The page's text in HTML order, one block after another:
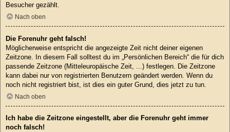
Besucher gezählt.
Nach oben
Die Forenuhr geht falsch!
Möglicherweise entspricht die angezeigte Zeit nicht deiner eigenen
Zeitzone. In diesem Fall solltest du im „Persönlichen Bereich“ die für dich
passende Zeitzone (Mitteleuropäische Zeit, ...) festlegen. Die Zeitzone
kann dabei nur von registrierten Benutzern geändert werden. Wenn du
noch nicht registriert bist, ist dies ein guter Grund, dies jetzt zu tun.
Nach oben
Ich habe die Zeitzone eingestellt, aber die Forenuhr geht immer
noch falsch!